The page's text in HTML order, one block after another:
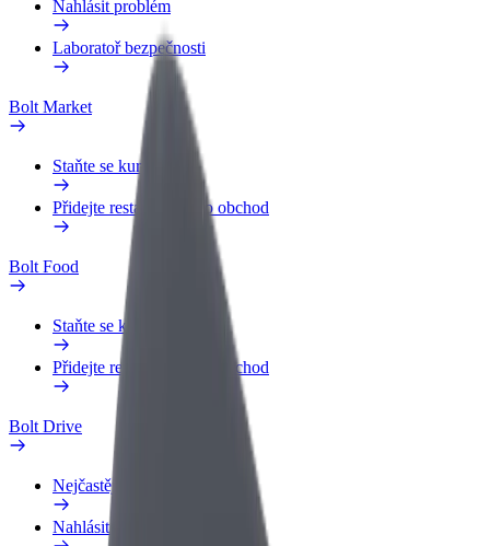
Nahlásit problém
Laboratoř bezpečnosti
Bolt Market
Staňte se kurýrem
Přidejte restauraci nebo obchod
Bolt Food
Staňte se kurýrem
Přidejte restauraci nebo obchod
Bolt Drive
Nejčastější otázky
Nahlásit vozidlo